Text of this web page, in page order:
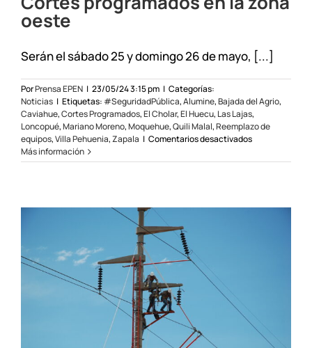
oeste
Serán el sábado 25 y domingo 26 de mayo, [...]
PorPrensa EPEN | 23/05/24 3:15 pm | Categorías:
Noticias | Etiquetas: #SeguridadPública,Alumine,Bajada del Agrio,
Caviahue,Cortes Programados,El Cholar,El Huecu, Las Lajas,
Loncopué,Mariano Moreno,Moquehue,Quili Malal,Reemplazo de
equipos,Villa Pehuenia,Zapala | Comentarios desactivadosen
programados
Más información